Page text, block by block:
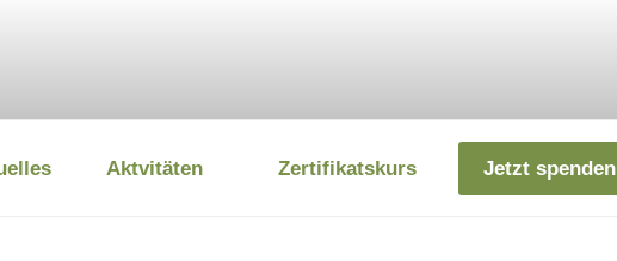
Aktvitäten Zertifikatskurs Jetzt spenden